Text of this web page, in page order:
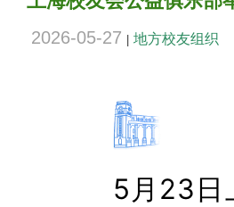
2026-05-27 地方校友组织
5 月 23